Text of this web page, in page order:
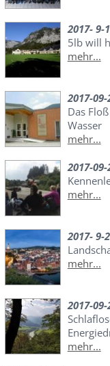
2017- 9-
5lb will
mehr...
2017-09-
Das
Wasser
mehr...
2017-09-
mehr...
2017- 9-
mehr...
2017-09-
mehr...